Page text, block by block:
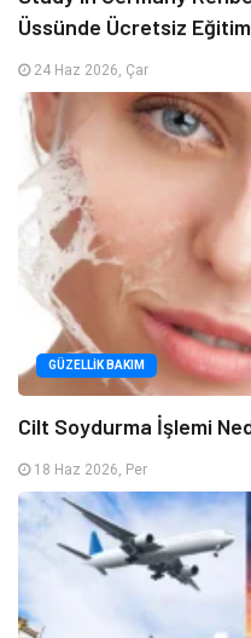
Üssünde Ücretsiz Eğitim
24 Haz 2026, Çar
GÜZELLIK BAKIM
Cilt Soydurma İşlemi
18 Haz 2026, Per